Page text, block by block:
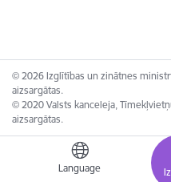
Language
© 2026 Izglītības un zinātnes
aizsargātas.
© 2020 Valsts kanceleja,
aizsargātas.